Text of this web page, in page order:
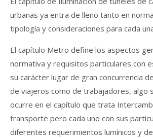
urbanas ya entra de lleno tanto en
tipología y consideraciones para cada
El capítulo Metro define los aspectos
normativa y requisitos particulares con
su carácter lugar de gran concurrencia
de viajeros como de trabajadores, algo
ocurre en el capítulo que trata
transporte pero cada uno con sus
diferentes requerimientos lumínicos y